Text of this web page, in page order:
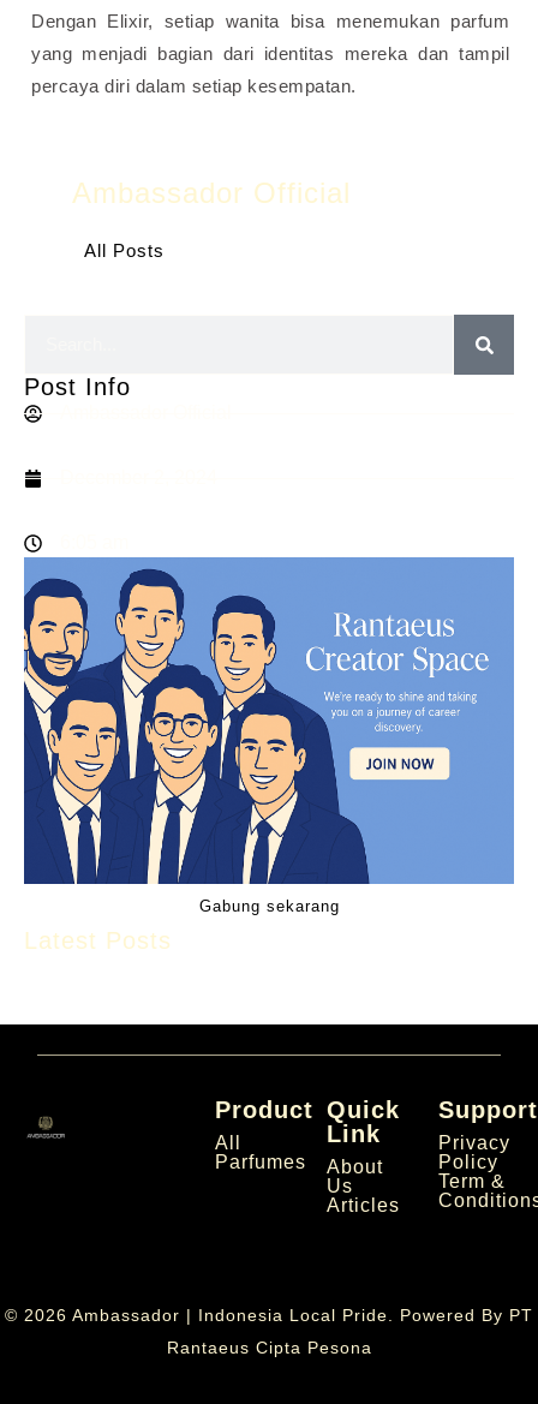
Dengan Elixir, setiap wanita bisa menemukan parfum
yang menjadi bagian dari identitas mereka dan tampil
percaya diri dalam setiap kesempatan.
Ambassador Official
All Posts
Post Info
Gabung sekarang
Latest Posts
Product
All
Parfumes
Quick
Link
About
Us
Articles
Support
Privacy
Policy
Term &
© 2026 Ambassador | Indonesia Local Pride. Powered By PT
Rantaeus Cipta Pesona